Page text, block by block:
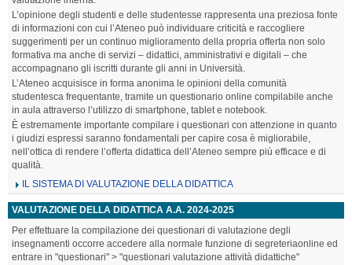
​L’opinione degli studenti e delle studentesse rappresenta una preziosa fonte
di informazioni con cui l’Ateneo può individuare criticità e raccogliere
suggerimenti per un continuo miglioramento della propria offerta non solo
formativa ma anche di servizi – didattici, amministrativi e digitali – che
accompagnano gli iscritti durante gli anni in Università.
L’Ateneo acquisisce in forma anonima le opinioni della comunità
studentesca frequentante, tramite un questionario online compilabile anche
in aula attraverso l’utilizzo di smartphone, tablet e notebook.
È estremamente importante compilare i questionari con attenzione in quanto
i giudizi espressi saranno fondamentali per capire cosa è migliorabile,
nell’ottica di rendere l’offerta didattica dell’Ateneo sempre più efficace e di
qualità.
IL SISTEMA DI VALUTAZIONE DELLA DIDATTICA
VALUTAZIONE DELLA DIDATTICA A.A. 2024-2025
Per effettuare la compilazione dei questionari di valutazione degli
insegnamenti occorre accedere alla normale funzione di segreteriaonline ed
entrare in "questionari" > "questionari valutazione attività didattiche"